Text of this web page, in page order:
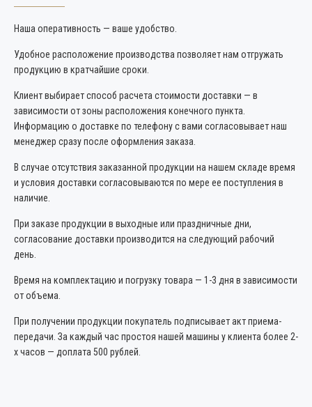
Наша оперативность — ваше удобство.
Удобное расположение производства позволяет нам отгружать
продукцию в кратчайшие сроки.
Клиент выбирает способ расчета стоимости доставки — в
зависимости от зоны расположения конечного пункта.
Информацию о доставке по телефону с вами согласовывает наш
менеджер сразу после оформления заказа.
В случае отсутствия заказанной продукции на нашем складе время
и условия доставки согласовываются по мере ее поступления в
наличие.
При заказе продукции в выходные или праздничные дни,
согласование доставки производится на следующий рабочий
день.
Время на комплектацию и погрузку товара — 1-3 дня в зависимости
от объема.
При получении продукции покупатель подписывает акт приема-
передачи. За каждый час простоя нашей машины у клиента более 2-
х часов — доплата 500 рублей.